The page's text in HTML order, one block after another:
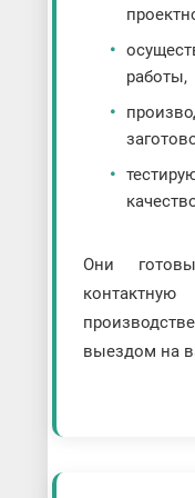
работы,
Они
выездом на